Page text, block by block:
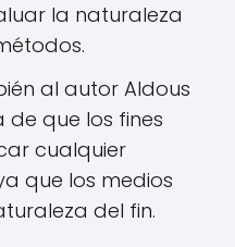
la naturaleza
al autor Aldous
de que los fines
cualquier
que los medios
del fin.